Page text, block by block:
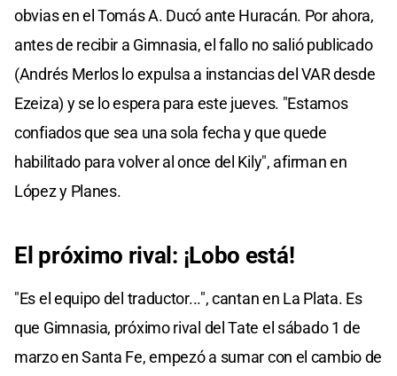
obvias en el Tomás A. Ducó ante Huracán. Por ahora,
antes de recibir a Gimnasia, el fallo no salió publicado
(Andrés Merlos lo expulsa a instancias del VAR desde
Ezeiza) y se lo espera para este jueves. "Estamos
confiados que sea una sola fecha y que quede
habilitado para volver al once del Kily", afirman en
López y Planes.
El próximo rival: ¡Lobo está!
"Es el equipo del traductor...", cantan en La Plata. Es
que Gimnasia, próximo rival del Tate el sábado 1 de
marzo en Santa Fe, empezó a sumar con el cambio de